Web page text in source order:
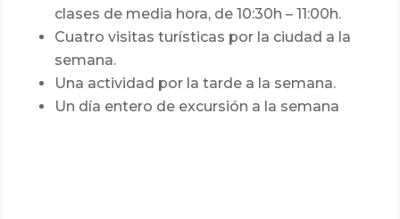
clases de media hora, de 10:30h – 11:00h.
Cuatro visitas turísticas por la ciudad a la
semana.
Una actividad por la tarde a la semana.
Un día entero de excursión a la semana